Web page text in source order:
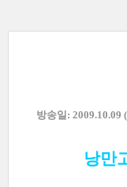
방송일: 2009.10.09 (
낭만